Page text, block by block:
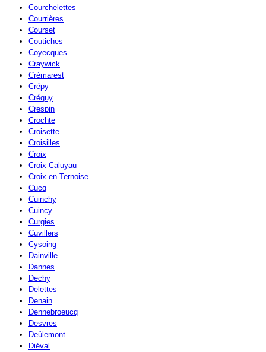
Courchelettes
Courrières
Courset
Coutiches
Coyecques
Craywick
Crémarest
Crépy
Créquy
Crespin
Crochte
Croisette
Croisilles
Croix
Croix-Caluyau
Croix-en-Ternoise
Cucq
Cuinchy
Cuincy
Curgies
Cuvillers
Cysoing
Dainville
Dannes
Dechy
Delettes
Denain
Dennebroeucq
Desvres
Deûlemont
Diéval